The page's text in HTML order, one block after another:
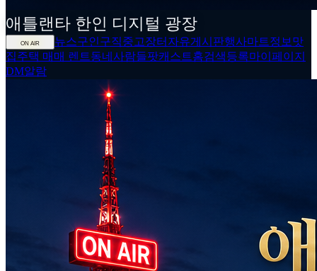
애틀랜타 한인 디지털 광장
ON AIR 뉴스구인구직중고장터 자유게시판행사마트정보 맛
집주택 매매 렌트동네사람들팟캐스트홈검색등록마이페이지
DM알람